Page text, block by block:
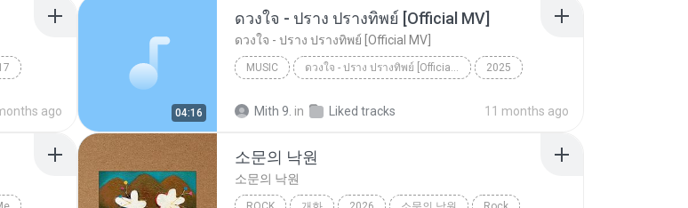
ago 04:16
ดวงใจ - ปราง ปรางทิพย์ [Official MV]
ดวงใจ - ปราง ปรางทิพย์ [Official MV]
MUSIC ดวงใจ - ปราง ปรางทิพย์ [Official MV] 2025
Mith 9. in Liked tracks 11 months ago
소문의 낙원
소문의 낙원